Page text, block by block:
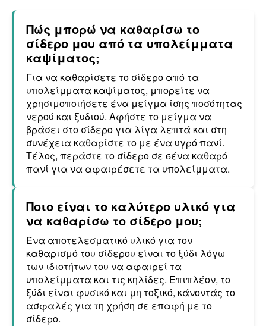
Πώς μπορώ να καθαρίσω το
σίδερο μου από τα υπολείμματα
καψίματος;
Για να καθαρίσετε το σίδερο από τα
υπολείμματα καψίματος, μπορείτε να
χρησιμοποιήσετε ένα μείγμα ίσης ποσότητας
νερού και ξυδιού. Αφήστε το μείγμα να
βράσει στο σίδερο για λίγα λεπτά και στη
συνέχεια καθαρίστε το με ένα υγρό πανί.
Τέλος, περάστε το σίδερο σε ϭένα καθαρό
πανί για να αφαιρέσετε τα υπολείμματα.
Ποιο είναι το καλύτερο υλικό για
να καθαρίσω το σίδερο μου;
Ένα αποτελεσματικό υλικό για τον
καθαρισμό του σίδερου είναι το ξύδι λόγω
των ιδιοτήτων του να αφαιρεί τα
υπολείμματα και τις κηλίδες. Επιπλέον, το
ξύδι είναι φυσικό και μη τοξικό, κάνοντάς το
ασφαλές για τη χρήση σε επαφή με το
σίδερο.